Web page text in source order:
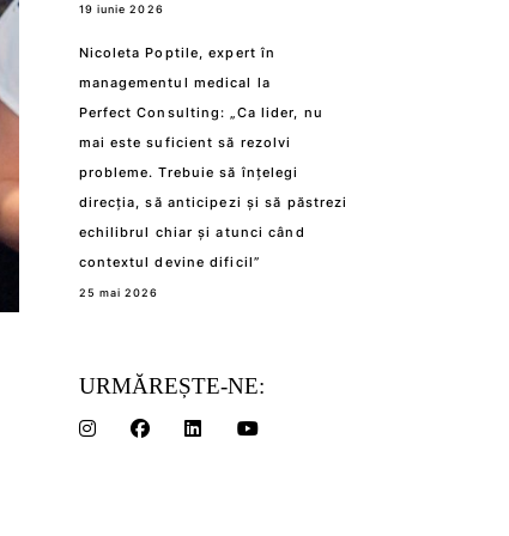
19 iunie 2026
Nicoleta Poptile, expert în
managementul medical la
Perfect Consulting: „Ca lider, nu
mai este suficient să rezolvi
probleme. Trebuie să înțelegi
direcția, să anticipezi și să păstrezi
echilibrul chiar și atunci când
contextul devine dificil”
25 mai 2026
URMĂREȘTE-NE: